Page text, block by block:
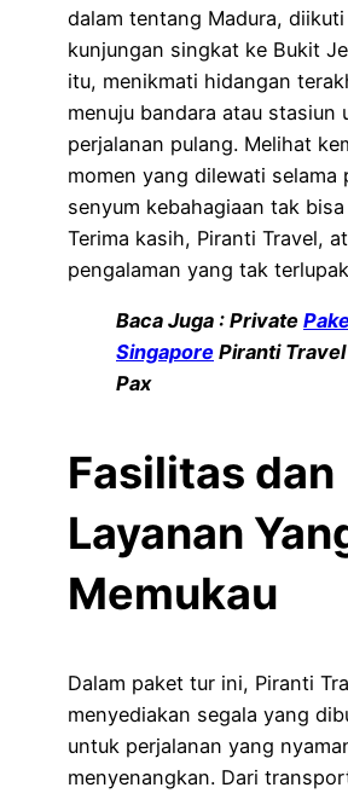
dalam tentang Madura,
kunjungan singkat ke Bukit
itu, menikmati hidangan
menuju bandara atau stasiun
perjalanan pulang. Melihat
momen yang dilewati selama
senyum kebahagiaan tak
Terima kasih, Piranti Travel,
pengalaman yang tak
Baca Juga : Private
Singapore Piranti
Pax
Fasilitas dan
Layanan
Memukau
Dalam paket tur ini, Piranti
menyediakan segala yang
untuk perjalanan yang
menyenangkan. Dari